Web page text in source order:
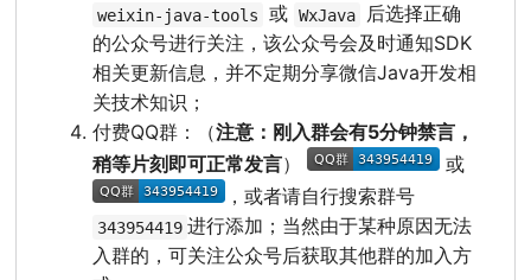
weixin-java-tools 或 WxJava
后选择正确
的公众号进行关注，该公众号会及时通知SDK
相关更新信息，并不定期分享微信Java开发相
关技术知识；
付费QQ群：（注意：刚入群会有5分钟禁言，
稍等片刻即可正常发言）
或
，或者请自行搜索群号
343954419 进行添加；当然由于某种原因无法
入群的，可关注公众号后获取其他群的加入方